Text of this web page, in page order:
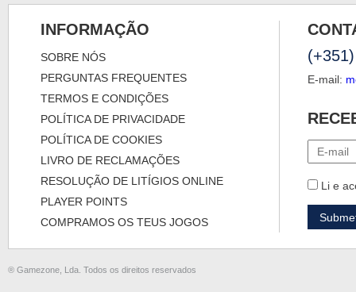
INFORMAÇÃO
SOBRE NÓS
PERGUNTAS FREQUENTES
TERMOS E CONDIÇÕES
POLÍTICA DE PRIVACIDADE
POLÍTICA DE COOKIES
LIVRO DE RECLAMAÇÕES
RESOLUÇÃO DE LITÍGIOS ONLINE
PLAYER POINTS
COMPRAMOS OS TEUS JOGOS
E-mail:
Li e
® Gamezone, Lda. Todos os direitos reservados